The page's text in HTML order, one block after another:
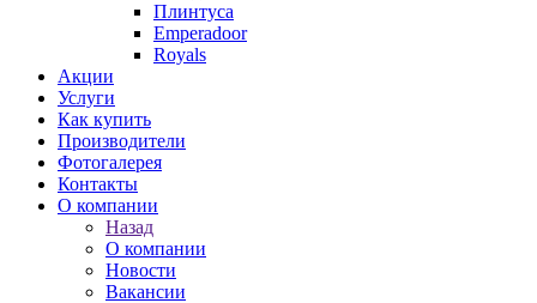
Плинтуса
Emperadoor
Royals
Акции
Услуги
Как купить
Производители
Фотогалерея
Контакты
О компании
Назад
О компании
Новости
Вакансии